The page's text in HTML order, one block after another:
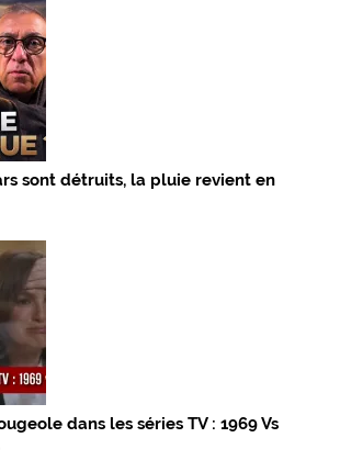
sont détruits, la pluie revient en
dans les séries TV : 1969 Vs